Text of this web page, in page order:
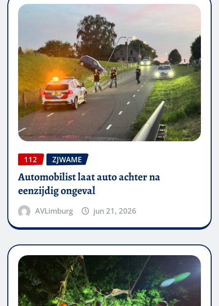
112 ZJWAME
Automobilist laat auto achter na
eenzijdig ongeval
AVLimburg jun 21, 2026